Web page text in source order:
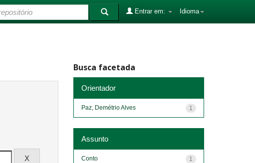
Idioma
Entrar em:
Busca facetada
Orientador
1
Paz, Demétrio Alves
Assunto
1
Conto